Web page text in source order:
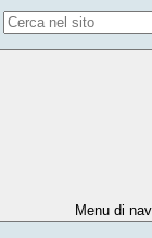
Menu di